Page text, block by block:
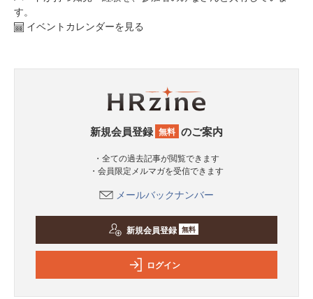
す。
イベントカレンダーを見る
新規会員登録 無料 のご案内
・全ての過去記事が閲覧できます
・会員限定メルマガを受信できます
メールバックナンバー
新規会員登録 無料
ログイン